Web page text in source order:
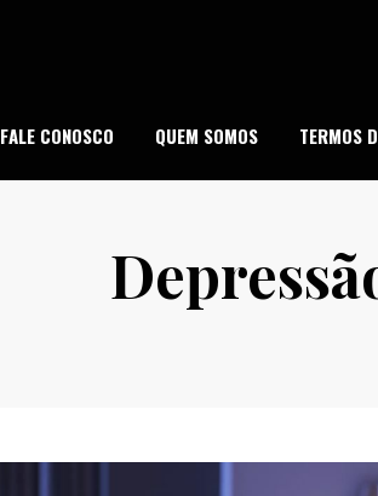
FALE CONOSCO QUEM SOMOS TERMOS